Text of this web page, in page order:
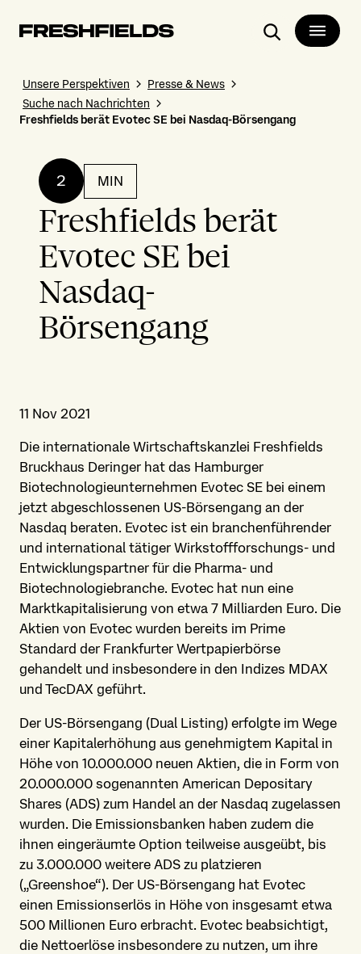
Suchen
Unsere Perspektiven
Presse & News
Suche nach Nachrichten
Freshfields berät Evotec SE bei Nasdaq-Börsen­gang
2 MIN
Freshfields berät
Evotec SE bei
Nasdaq-
Börsengang
11 Nov 2021
Die internationale Wirtschaftskanzlei Freshfields
Bruckhaus Deringer hat das Hamburger
Biotechnologieunternehmen Evotec SE bei einem
jetzt abgeschlossenen US-Börsengang an der
Nasdaq beraten. Evotec ist ein branchenführender
und international tätiger Wirkstoffforschungs- und
Entwicklungspartner für die Pharma- und
Biotechnologiebranche. Evotec hat nun eine
Marktkapitalisierung von etwa 7 Milliarden Euro. Die
Aktien von Evotec wurden bereits im Prime
Standard der Frankfurter Wertpapierbörse
gehandelt und insbesondere in den Indizes MDAX
und TecDAX geführt.
Der US-Börsengang (Dual Listing) erfolgte im Wege
einer Kapitalerhöhung aus genehmigtem Kapital in
Höhe von 10.000.000 neuen Aktien, die in Form von
20.000.000 sogenannten American Depositary
Shares (ADS) zum Handel an der Nasdaq zugelassen
wurden. Die Emissionsbanken haben zudem die
ihnen eingeräumte Option teilweise ausgeübt, bis
zu 3.000.000 weitere ADS zu platzieren
(„Greenshoe“). Der US-Börsengang hat Evotec
einen Emissionserlös in Höhe von insgesamt etwa
500 Millionen Euro erbracht. Evotec beabsichtigt,
die Nettoerlöse insbesondere zu nutzen, um ihre